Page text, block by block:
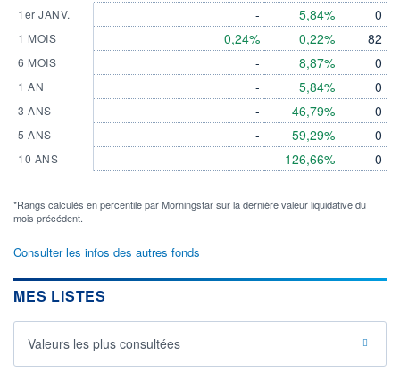
1er JANV.
1 MOIS
6 MOIS
1 AN
3 ANS
5 ANS
10 ANS
-
0,24%
-
-
-
-
-
5,84%
0,22%
8,87%
5,84%
46,79%
59,29%
126,66%
0
82
0
0
0
0
0
*Rangs calculés en percentile par Morningstar sur la dernière valeur liquidative du
mois précédent.
Consulter les infos des autres fonds
MES LISTES
Valeurs les plus consultées